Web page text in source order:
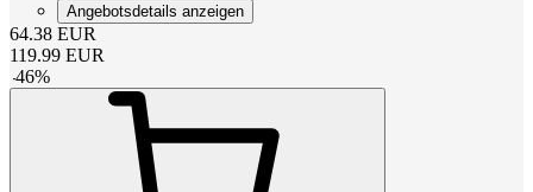
Angebotsdetails anzeigen
64.38 EUR
119.99 EUR
-46%